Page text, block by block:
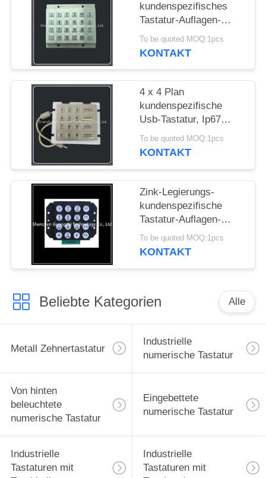
kundenspezifisches
Tastatur-Auflagen-
Metallmaterial für Tür-
Zugang/Eilkabinett
To be quoted MOQ:1pcs
KONTAKT
4 x 4 Plan
kundenspezifische
Usb-Tastatur, Ip67
Schlüsseltastatur der
Klassen-16
To be quoted MOQ:1pcs
KONTAKT
Zink-Legierungs-
kundenspezifische
Tastatur-Auflagen-
transparenter Knopf-
Passwort-Verschluss
To be quoted MOQ:1pcs
KONTAKT
Beliebte Kategorien Alle
Metall Zehnertastatur
Industrielle
numerische Tastatur
Von hinten
beleuchtete
numerische Tastatur
Eingebettete
numerische Tastatur
Industrielle
Tastaturen mit
Industrielle
Tastaturen mit